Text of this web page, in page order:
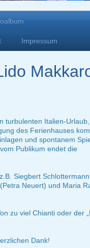
Impressum
turbulenten Italien-
des Ferienhauses
und spontanem
Publikum endet die
Siegbert
Neuert) und Maria
zu viel Chianti oder der
Dank!